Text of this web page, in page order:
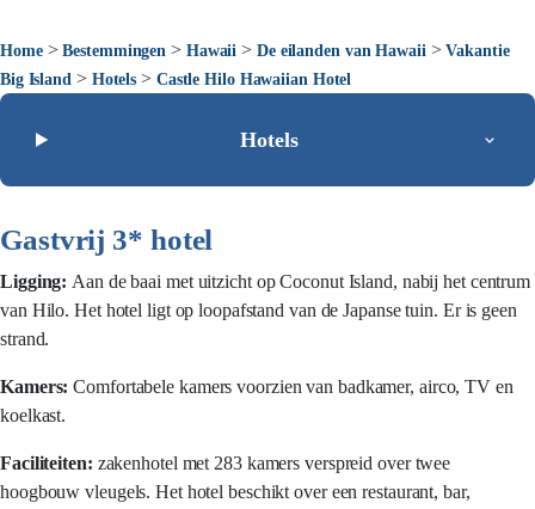
Home>Bestemmingen > Hawaii > De eilanden van Hawaii >Vakantie
Big Island > Hotels > Castle Hilo Hawaiian Hotel
Hotels
Gastvrij 3* hotel
Ligging: Aan de baai met uitzicht op Coconut Island, nabij het centrum
van Hilo. Het hotel ligt op loopafstand van de Japanse tuin. Er is geen
strand.
Kamers: Comfortabele kamers voorzien van badkamer, airco, TV en
koelkast.
Faciliteiten: zakenhotel met 283 kamers verspreid over twee
hoogbouw vleugels. Het hotel beschikt over een restaurant, bar,